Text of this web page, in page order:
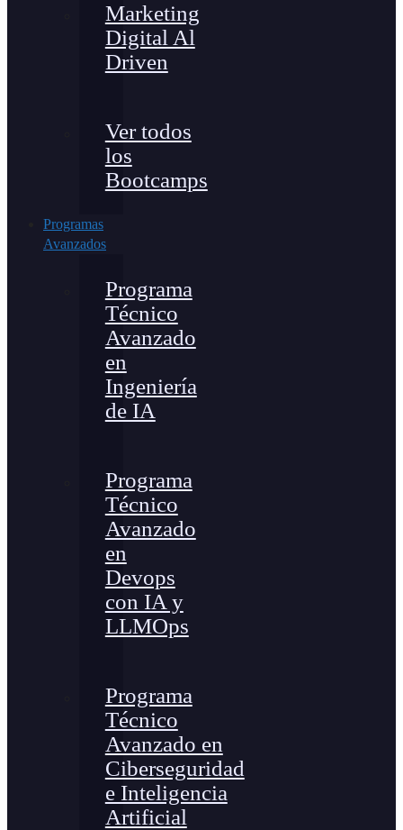
Marketing
Digital Al
Driven
Ver todos
los
Bootcamps
Programas
Avanzados
Programa
Técnico
Avanzado
en
Ingeniería
de IA
Programa
Técnico
Avanzado
en
Devops
con IA y
LLMOps
Programa
Técnico
Avanzado en
Ciberseguridad
e Inteligencia
Artificial